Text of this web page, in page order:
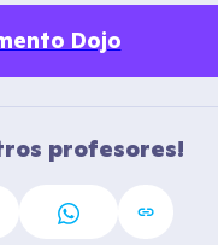
Dojo
profesores!